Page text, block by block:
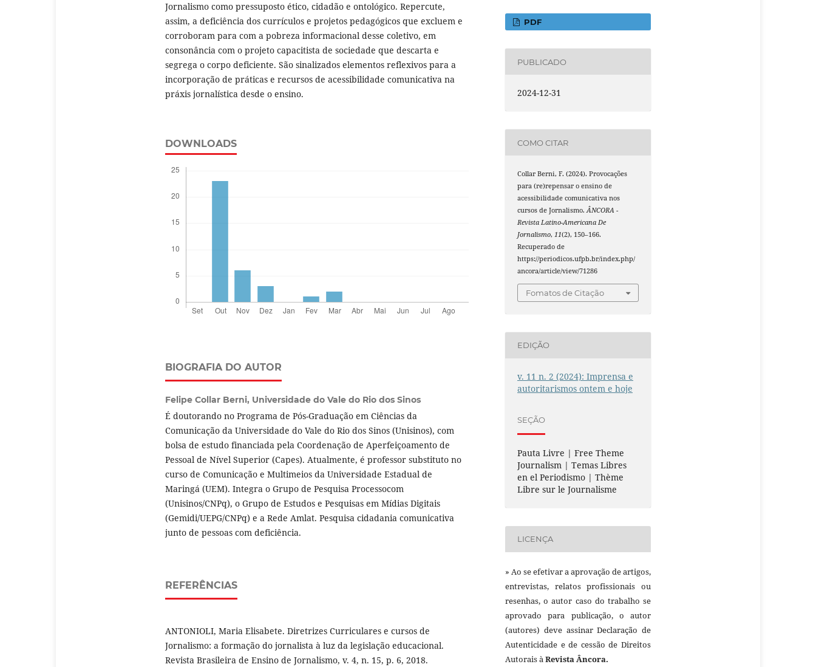
Jornalismo como pressuposto ético, cidadão e ontológico. Repercute,
assim, a deficiência dos currículos e projetos pedagógicos que excluem e
corroboram para com a pobreza informacional desse coletivo, em
consonância com o projeto capacitista de sociedade que descarta e
segrega o corpo deficiente. São sinalizados elementos reflexivos para a
incorporação de práticas e recursos de acessibilidade comunicativa na
práxis jornalística desde o ensino.
DOWNLOADS
BIOGRAFIA DO AUTOR
Felipe Collar Berni, Universidade do Vale do Rio dos Sinos
É doutorando no Programa de Pós-Graduação em Ciências da
Comunicação da Universidade do Vale do Rio dos Sinos (Unisinos), com
bolsa de estudo financiada pela Coordenação de Aperfeiçoamento de
Pessoal de Nível Superior (Capes). Atualmente, é professor substituto no
curso de Comunicação e Multimeios da Universidade Estadual de
Maringá (UEM). Integra o Grupo de Pesquisa Processocom
(Unisinos/CNPq), o Grupo de Estudos e Pesquisas em Mídias Digitais
(Gemidi/UEPG/CNPq) e a Rede Amlat. Pesquisa cidadania comunicativa
junto de pessoas com deficiência.
REFERÊNCIAS
ANTONIOLI, Maria Elisabete. Diretrizes Curriculares e cursos de
Jornalismo: a formação do jornalista à luz da legislação educacional.
Revista Brasileira de Ensino de Jornalismo, v. 4, n. 15, p. 6, 2018.
PDF
PUBLICADO
2024-12-31
COMO CITAR
Collar Berni, F. (2024). Provocações
para (re)repensar o ensino de
acessibilidade comunicativa nos
cursos de Jornalismo.ÂNCORA -
Revista Latino-Americana De
Jornalismo,11(2), 150–166.
Recuperado de
https://periodicos.ufpb.br/index.php/
ancora/article/view/71286
Fomatos de Citação
EDIÇÃO
v. 11 n. 2 (2024): Imprensa e
autoritarismos ontem e hoje
SEÇÃO
Pauta Livre | Free Theme
Journalism | Temas Libres
en el Periodismo | Thème
Libre sur le Journalisme
LICENÇA
» Ao se efetivar a aprovação de artigos,
entrevistas, relatos profissionais ou
resenhas, o autor caso do trabalho se
aprovado para publicação, o autor
(autores) deve assinar Declaração de
Autenticidade e de cessão de Direitos
Autorais àRevista Âncora.